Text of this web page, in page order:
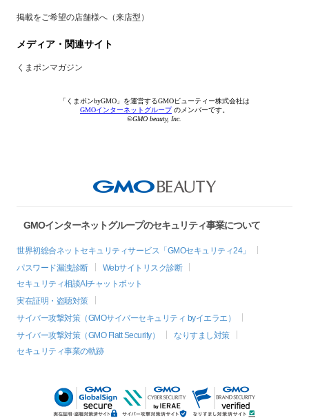
掲載をご希望の店舗様へ（来店型）
メディア・関連サイト
くまポンマガジン
「くまポンbyGMO」を運営するGMOビューティー株式会社は
GMOインターネットグループのメンバーです。
©GMO beauty, Inc.
GMOインターネットグループのセキュリティ事業について
世界初総合ネットセキュリティサービス「GMOセキュリティ24」
パスワード漏洩診断
Webサイトリスク診断
セキュリティ相談AIチャットボット
実在証明・盗聴対策
サイバー攻撃対策（GMOサイバーセキュリティ byイエラエ）
サイバー攻撃対策（GMO Flatt Security）
なりすまし対策
セキュリティ事業の軌跡